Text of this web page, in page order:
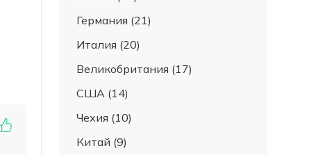
Германия (21)
Италия (20)
Великобритания (17)
США (14)
Чехия (10)
Китай (9)